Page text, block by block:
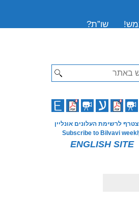
שו”ת?
לרשימת העלונים אונליין
Subscribe to Bilvavi
ENGLISH SITE